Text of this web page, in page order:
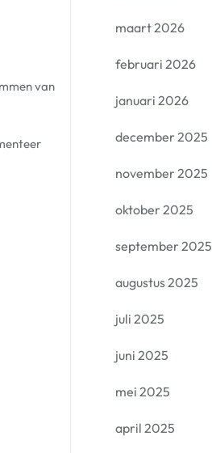
van
maart 2026
februari 2026
januari 2026
december 2025
november 2025
oktober 2025
september 2025
augustus 2025
juli 2025
juni 2025
mei 2025
april 2025